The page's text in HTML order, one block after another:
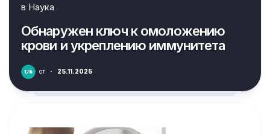
в Наука
Обнаружен ключ к омоложению
крови и укреплению иммунитета
от · 25.11.2025